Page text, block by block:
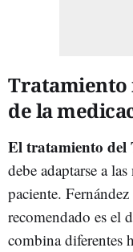
Tratamiento
de la
El tratamiento del
debe adaptarse a
paciente.
recomendado es el
combina diferentes